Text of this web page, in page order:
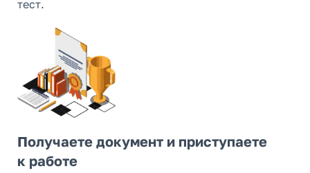
тест.
Получаете документ и приступаете
к работе